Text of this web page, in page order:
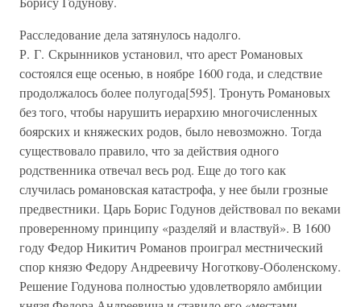
Расследование дела затянулось надолго.
Р. Г. Скрынников установил, что арест Романовых
состоялся еще осенью, в ноябре 1600 года, и следствие
продолжалось более полугода[595]. Тронуть Романовых
без того, чтобы нарушить иерархию многочисленных
боярских и княжеских родов, было невозможно. Тогда
существовало правило, что за действия одного
родственника отвечал весь род. Еще до того как
случилась романовская катастрофа, у нее были грозные
предвестники. Царь Борис Годунов действовал по веками
проверенному принципу «разделяй и властвуй». В 1600
году Федор Никитич Романов проиграл местнический
спор князю Федору Андреевичу Ноготкову-Оболенскому.
Решение Годунова полностью удовлетворяло амбиции